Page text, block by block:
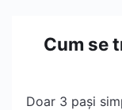
Cum se
Doar 3 pași